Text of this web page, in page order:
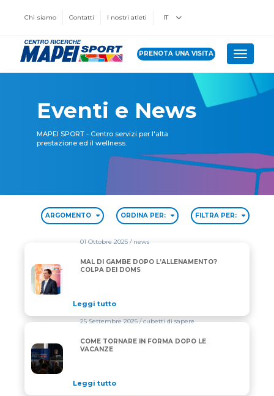
Chi siamo Contatti I nostri atleti IT
PRENOTA UNA VISITA Toggle
Eventi e News
MAPEI SPORT - Centro servizi per l'alta
prestazione ed il wellness.
ARGOMENTO ORDINA PER: FILTRA PER:
MAL DI GAMBE DOPO L’ALLENAMENTO? COLPA DEI
01 Ottobre 2025/ news
MAL DI GAMBE DOPO L’ALLENAMENTO?
COLPA DEI DOMS
Leggi tutto
COME TORNARE IN FORMA DOPO LE VACANZE
25 Settembre 2025/ cubetti di sapere
COME TORNARE IN FORMA DOPO LE
VACANZE
Leggi tutto